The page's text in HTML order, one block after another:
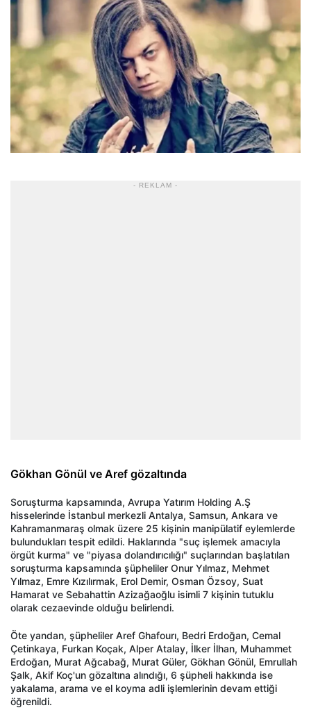
- REKLAM -
Gökhan Gönül ve Aref gözaltında
Soruşturma kapsamında, Avrupa Yatırım Holding A.Ş
hisselerinde İstanbul merkezli Antalya, Samsun, Ankara ve
Kahramanmaraş olmak üzere 25 kişinin manipülatif eylemlerde
bulundukları tespit edildi. Haklarında "suç işlemek amacıyla
örgüt kurma" ve "piyasa dolandırıcılığı" suçlarından başlatılan
soruşturma kapsamında şüpheliler Onur Yılmaz, Mehmet
Yılmaz, Emre Kızılırmak, Erol Demir, Osman Özsoy, Suat
Hamarat ve Sebahattin Azizağaoğlu isimli 7 kişinin tutuklu
olarak cezaevinde olduğu belirlendi.
Öte yandan, şüpheliler Aref Ghafourı, Bedri Erdoğan, Cemal
Çetinkaya, Furkan Koçak, Alper Atalay, İlker İlhan, Muhammet
Erdoğan, Murat Ağcabağ, Murat Güler, Gökhan Gönül, Emrullah
Şalk, Akif Koç'un gözaltına alındığı, 6 şüpheli hakkında ise
yakalama, arama ve el koyma adli işlemlerinin devam ettiği
öğrenildi.